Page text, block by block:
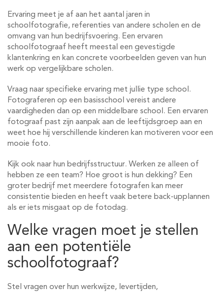
Ervaring meet je af aan het aantal jaren in
schoolfotografie, referenties van andere scholen en de
omvang van hun bedrijfsvoering. Een ervaren
schoolfotograaf heeft meestal een gevestigde
klantenkring en kan concrete voorbeelden geven van hun
werk op vergelijkbare scholen.
Vraag naar specifieke ervaring met jullie type school.
Fotograferen op een basisschool vereist andere
vaardigheden dan op een middelbare school. Een ervaren
fotograaf past zijn aanpak aan de leeftijdsgroep aan en
weet hoe hij verschillende kinderen kan motiveren voor een
mooie foto.
Kijk ook naar hun bedrijfsstructuur. Werken ze alleen of
hebben ze een team? Hoe groot is hun dekking? Een
groter bedrijf met meerdere fotografen kan meer
consistentie bieden en heeft vaak betere back-upplannen
als er iets misgaat op de fotodag.
Welke vragen moet je stellen
aan een potentiële
schoolfotograaf?
Stel vragen over hun werkwijze, levertijden,